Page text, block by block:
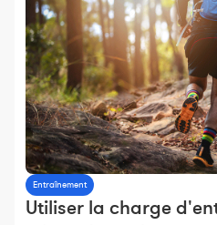
Entraînement
Utiliser la charge